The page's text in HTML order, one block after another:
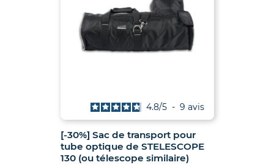
[-30%] Sac de transport pour
tube optique de STELESCOPE
130 (ou télescope similaire)
4.8/5 - 9 avis